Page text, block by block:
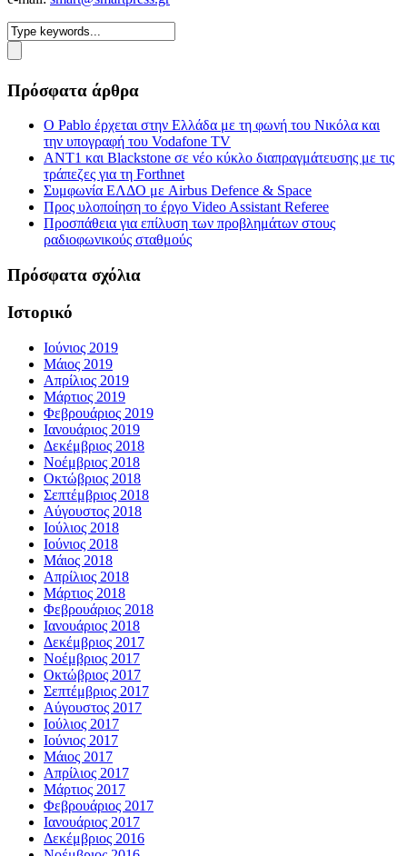
Πρόσφατα άρθρα
Ο Pablo έρχεται στην Ελλάδα με τη φωνή του Νικόλα και
την υπογραφή του Vodafone TV
ΑΝΤ1 και Blackstone σε νέο κύκλο διαπραγμάτευσης με τις
τράπεζες για τη Forthnet
Συμφωνία ΕΛΔΟ με Airbus Defence & Space
Προς υλοποίηση το έργο Video Assistant Referee
Προσπάθεια για επίλυση των προβλημάτων στους
ραδιοφωνικούς σταθμούς
Πρόσφατα σχόλια
Ιστορικό
Ιούνιος 2019
Μάιος 2019
Απρίλιος 2019
Μάρτιος 2019
Φεβρουάριος 2019
Ιανουάριος 2019
Δεκέμβριος 2018
Νοέμβριος 2018
Οκτώβριος 2018
Σεπτέμβριος 2018
Αύγουστος 2018
Ιούλιος 2018
Ιούνιος 2018
Μάιος 2018
Απρίλιος 2018
Μάρτιος 2018
Φεβρουάριος 2018
Ιανουάριος 2018
Δεκέμβριος 2017
Νοέμβριος 2017
Οκτώβριος 2017
Σεπτέμβριος 2017
Αύγουστος 2017
Ιούλιος 2017
Ιούνιος 2017
Μάιος 2017
Απρίλιος 2017
Μάρτιος 2017
Φεβρουάριος 2017
Ιανουάριος 2017
Δεκέμβριος 2016